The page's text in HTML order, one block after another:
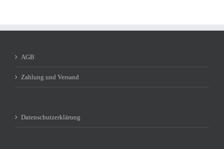
AGB
Zahlung und Versand
Datenschutzerklärung